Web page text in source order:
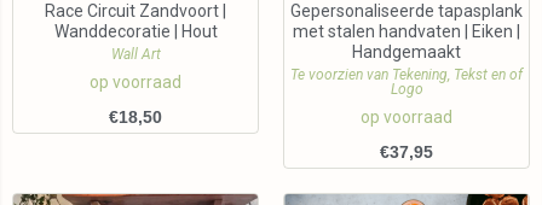
Race Circuit Zandvoort |
Wanddecoratie | Hout
Wall Art
op voorraad
€18,50
Gepersonaliseerde tapasplank
met stalen handvaten | Eiken |
Handgemaakt
Te voorzien van Tekening, Tekst en of
Logo
op voorraad
€37,95